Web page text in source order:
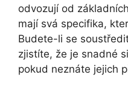
odvozují od
mají svá specifika,
Budete-li se
zjistíte, že je snadné
pokud neznáte jejich